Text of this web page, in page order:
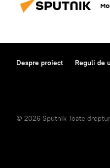
Despre proiect Reguli de
© 2026 Sputnik Toate